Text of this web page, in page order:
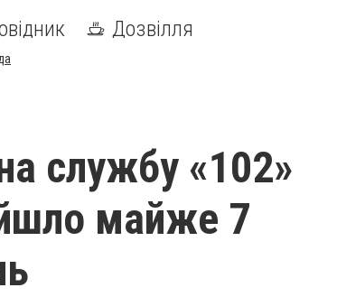
Дозвілля
службу «102»
майже 7